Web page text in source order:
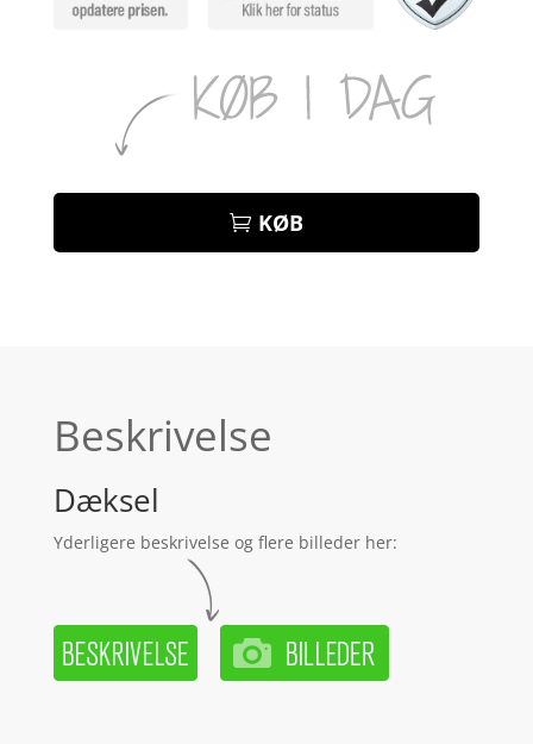
KØB
Beskrivelse
Dæksel
Yderligere beskrivelse og flere billeder her: